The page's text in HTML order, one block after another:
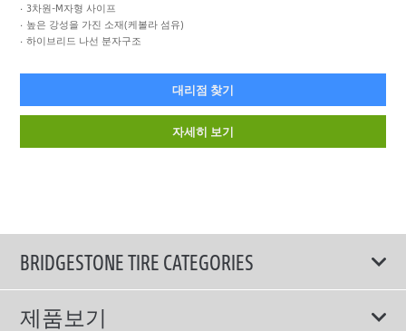
3차원-M자형 사이프
높은 강성을 가진 소재(케볼라 섬유)
하이브리드 나선 분자구조
대리점 찾기
자세히 보기
BRIDGESTONE TIRE CATEGORIES
제품보기